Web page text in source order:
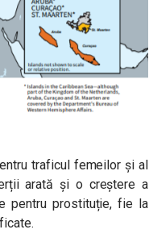
traficul femeilor și al
arată și o creștere a
pentru prostituție, fie la